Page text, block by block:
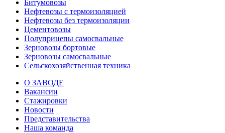
Битумовозы
Нефтевозы с термоизоляцией
Нефтевозы без термоизоляции
Цементовозы
Полуприцепы самосвальные
Зерновозы бортовые
Зерновозы самосвальные
Сельскохозяйственная техника
О ЗАВОДЕ
Вакансии
Стажировки
Новости
Представительства
Наша команда